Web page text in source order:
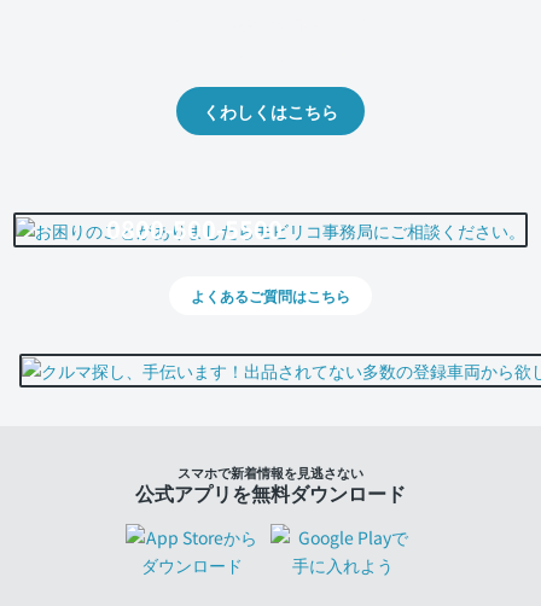
くわしくはこちら
0800-500-5500
よくあるご質問はこちら
スマホで新着情報を見逃さない
公式アプリを無料ダウンロード